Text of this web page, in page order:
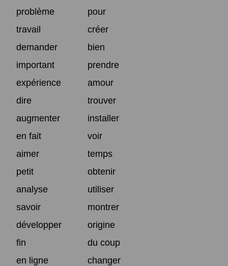
problème
pour
travail
créer
demander
bien
important
prendre
expérience
amour
dire
trouver
augmenter
installer
en fait
voir
aimer
temps
petit
obtenir
analyse
utiliser
savoir
montrer
développer
origine
fin
du coup
en ligne
changer